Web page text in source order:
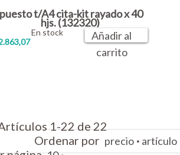
t/A4 cita-kit rayado x 40
hjs. (132320)
En stock
Añadir al
carrito
1-22 de 22
Ordenar por precio · artículo